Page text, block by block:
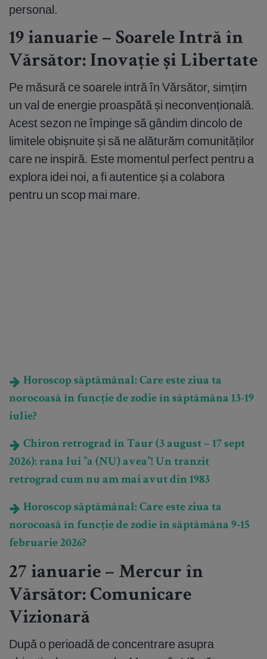
personal.
19 ianuarie – Soarele Intră în
Vărsător: Inovație și Libertate
Pe măsură ce soarele intră în Vărsător, simțim
un val de energie proaspătă și neconvențională.
Acest sezon ne împinge să gândim dincolo de
limitele obișnuite și să ne alăturăm comunităților
care ne inspiră. Este momentul perfect pentru a
explora idei noi, a fi autentice și a colabora
pentru un scop mai mare.
Horoscop săptămânal: Care este ziua ta
norocoasă în funcție de zodie în săptămâna 13-19
iulie?
Chiron retrograd în Taur (3 august – 17 sept
2026): rana lui ”a (NU) avea”! Un tranzit
retrograd cum nu am mai avut din 1983
Horoscop săptămânal: Care este ziua ta
norocoasă în funcție de zodie în săptămâna 9-15
februarie 2026?
27 ianuarie – Mercur în
Vărsător: Comunicare
Vizionară
După o perioadă de concentrare asupra